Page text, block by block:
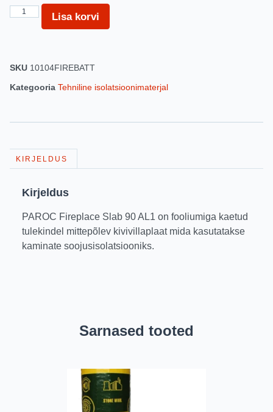
Lisa korvi
SKU 10104FIREBATT
Kategooria Tehniline isolatsioonimaterjal
KIRJELDUS
Kirjeldus
PAROC Fireplace Slab 90 AL1 on fooliumiga kaetud
tulekindel mittepõlev kivivillaplaat mida kasutatakse
kaminate soojusisolatsiooniks.
Sarnased tooted